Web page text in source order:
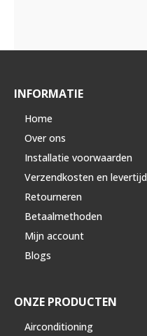
INFORMATIE
Home
Over ons
Installatie voorwaarden
Verzendkosten en levertijd
Retourneren
Betaalmethoden
Mijn account
Blogs
ONZE PRODUCTEN
Airconditioning